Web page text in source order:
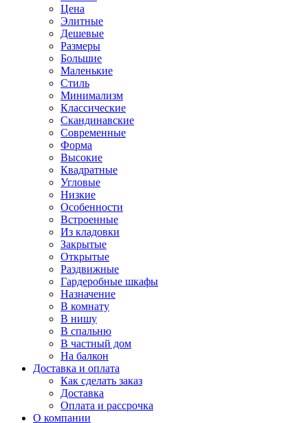
Цена
Элитные
Дешевые
Размеры
Большие
Маленькие
Стиль
Минимализм
Классические
Скандинавские
Современные
Форма
Высокие
Квадратные
Угловые
Низкие
Особенности
Встроенные
Из кладовки
Закрытые
Открытые
Раздвижные
Гардеробные шкафы
Назначение
В комнату
В нишу
В спальню
В частный дом
На балкон
Доставка и оплата
Как сделать заказ
Доставка
Оплата и рассрочка
О компании